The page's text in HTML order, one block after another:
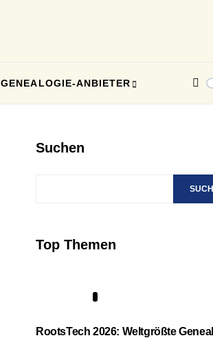
GENEALOGIE-ANBIETER
Suchen
Top Themen
RootsTech 2026: Weltgrößte